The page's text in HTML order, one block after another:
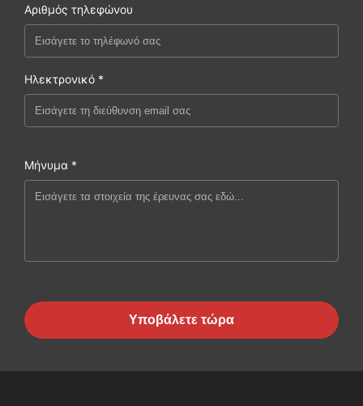
Αριθμός τηλεφώνου
Ηλεκτρονικό *
Μήνυμα *
Υποβάλετε τώρα